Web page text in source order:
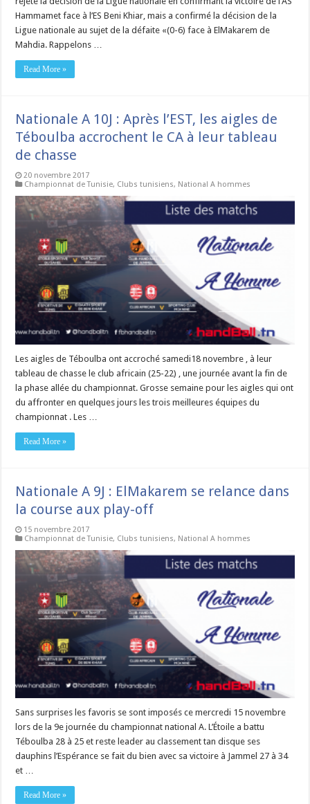
Hammamet face à l’ES Beni Khiar, mais a confirmé la décision de la
Ligue nationale au sujet de la défaite «(0-6) face à ElMakarem de
Mahdia. Rappelons …
Read More »
Nationale A 10J : Après l’EST, les aigles de
Téboulba accrochent le CA à leur tableau
de chasse
20 novembre 2017
Championnat de Tunisie, Clubs tunisiens, National A hommes
Les aigles de Téboulba ont accroché samedi18 novembre , à leur
tableau de chasse le club africain (25-22) , une journée avant la fin de
la phase allée du championnat. Grosse semaine pour les aigles qui ont
du affronter en quelques jours les trois meilleures équipes du
championnat . Les …
Read More »
Nationale A 9J : ElMakarem se relance dans
la course aux play-off
15 novembre 2017
Championnat de Tunisie, Clubs tunisiens, National A hommes
Sans surprises les favoris se sont imposés ce mercredi 15 novembre
lors de la 9e journée du championnat national A. L’Étoile a battu
Téboulba 28 à 25 et reste leader au classement tan disque ses
dauphins l’Espérance se fait du bien avec sa victoire à Jammel 27 à 34
et …
Read More »